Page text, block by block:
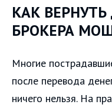
КАК
БРОКЕРА
Многие
после перевода
ничего нельзя. На